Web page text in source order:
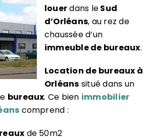
louerdans leSud
d’Orléans, au rez de
chaussée d’un
immeuble de bureaux.
Location de bureaux à
Orléans situé dans un
bureaux. Ce bien immobilier
comprend :
de 50m2